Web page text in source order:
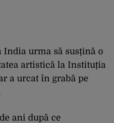
urma să susțină o
artistică la Instituția
a urcat în grabă pe
ani după ce